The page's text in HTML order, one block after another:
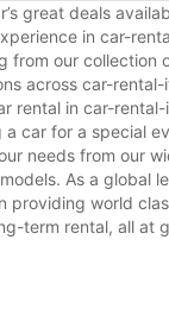
great deals
in car-
from our collection
across car-
rental in car-
car for a special
needs from our
As a global
providing world
term rental, all at